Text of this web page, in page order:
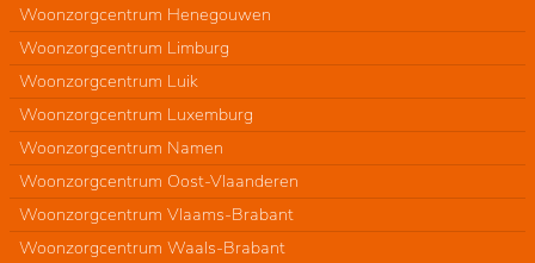
Woonzorgcentrum Henegouwen
Woonzorgcentrum Limburg
Woonzorgcentrum Luik
Woonzorgcentrum Luxemburg
Woonzorgcentrum Namen
Woonzorgcentrum Oost-Vlaanderen
Woonzorgcentrum Vlaams-Brabant
Woonzorgcentrum Waals-Brabant